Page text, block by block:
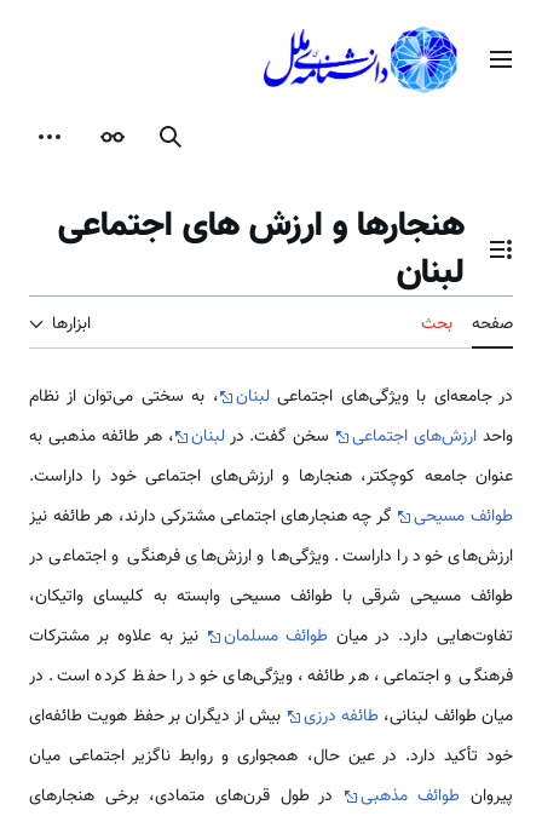
محتوامنوی اصلی
جستجوظاهر
تغییر وضعیت فهرست محتویات
هنجارها و ارزش های اجتماعی
لبنان
صفحه بحث ابزارها
در جامعه‌ای با ویژگی‌های اجتماعیلبنان
، به سختی می‌توان از نظام
واحد ارزش‌های اجتماعی سخن گفت. درلبنان
، هر طائفه مذهبی به
عنوان جامعه کوچکتر، هنجارها و ارزش‌های اجتماعی خود را داراست.
طوائف مسیحی
گر چه هنجارهای اجتماعی مشترکی دارند، هر طائفه نیز
ارزش‌های خود را داراست. ویژگی‌ها و ارزش‌های فرهنگی و اجتماعی در
طوائف مسیحی شرقی با طوائف مسیحی وابسته به کلیسای واتیکان،
تفاوت‌هایی دارد. در میان طوائف مسلمان
نیز به علاوه بر مشترکات
فرهنگی و اجتماعی، هر طائفه، ویژگی‌های خود را حفظ کرده است. در
میان طوائف لبنانی،طائفه‌ درزی
بیش از دیگران بر حفظ هویت طائفه‌ای
خود تأکید دارد. در عین حال، همجواری و روابط ناگزیر اجتماعی میان
پیروان طوائف مذهبی
در طول قرن‌های متمادی، برخی هنجارهای